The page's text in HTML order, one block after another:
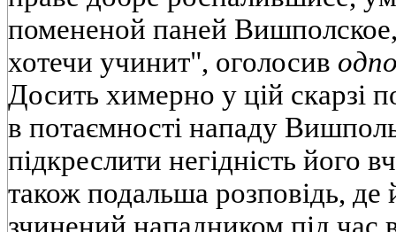
помененой паней
хотечи учинит", оголосив
Досить химерно у цій скарзі
в потаємності нападу
підкреслити негідність його
також подальша розповідь, де
зчинений нападником під час